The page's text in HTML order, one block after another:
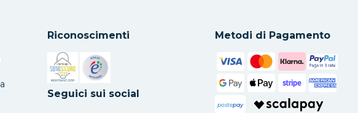
Riconoscimenti
Si apre in una nuova scheda
Si apre in una nuova scheda
Seguici sui social
Metodi di Pagamento
postepay